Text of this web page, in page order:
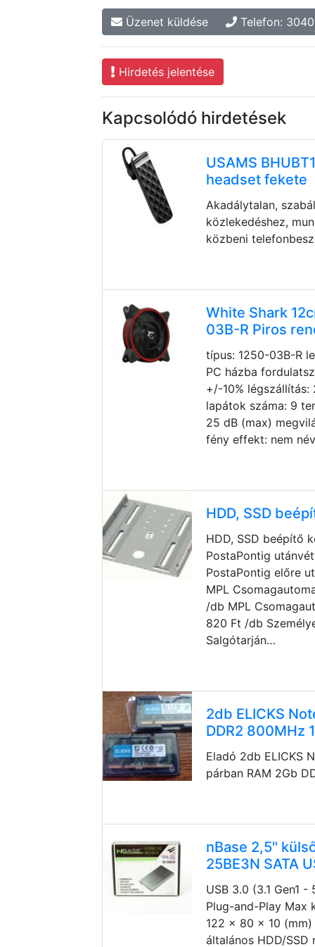
Üzenet küldése Telefon:
Hirdetés jelentése
Kapcsolódó hirdetések
USAMS
headset fekete
Akadálytalan,
közlekedéshez,
közbeni
White Shark
03B-R Piros
típus: 1250-03B-R
PC házba
+/-10%
lapátok száma: 9
25 dB (max)
fény effekt: nem
HDD, SSD
HDD, SSD beépítő
PostaPontig
PostaPontig előre
MPL
/db MPL
820 Ft /db
Salgótarján…
2db ELICKS
DDR2 800MHz
Eladó 2db ELICKS
párban RAM 2Gb
nBase 2,5"
25BE3N SATA
USB 3.0 (3.1 Gen1
Plug-and-Play Max
122 x 80 x 10
általános HDD/